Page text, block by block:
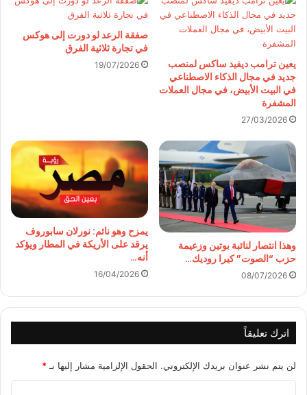
يعين ترامب ديفيد ساكس لمنصب
جديد في مجال الذكاء الاصطناعي
في البيت الأبيض، في مجال العملات
المشفرة
27/03/2026
صفقة الرعد لو دورت إلى هوكس
في تجارة ثلاثية الفرق
19/07/2026
وهذا انتصار لنائبة بوتين وزعيمة
حزب “الصوت” كيرا روديك…
08/07/2026
يمزح وهو نائم: نورلان سابوروف
يرقد على الأريكة في المطار ويؤكد
أنه…
16/04/2026
اترك تعليقاً
لن يتم نشر عنوان بريدك الإلكتروني. الحقول الإلزامية مشار إليها بـ *